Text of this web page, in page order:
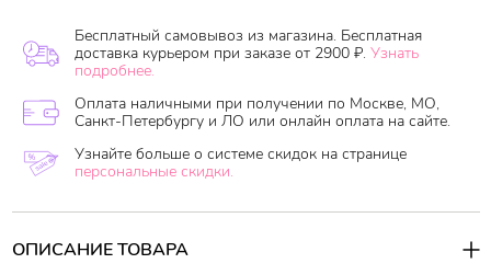
Бесплатный самовывоз из магазина. Бесплатная
доставка курьером при заказе от 2900 ₽. Узнать
подробнее.
Оплата наличными при получении по Москве, МО,
Санкт-Петербургу и ЛО или онлайн оплата на сайте.
Узнайте больше о системе скидок на странице
персональные скидки.
ОПИСАНИЕ ТОВАРА